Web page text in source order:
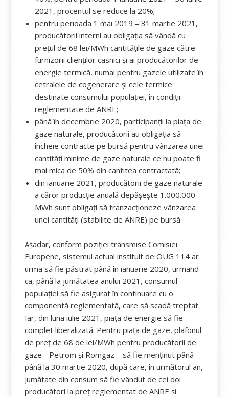
2021, procentul se reduce la 20%;
pentru perioada 1 mai 2019 – 31 martie 2021,
producătorii interni au obligația să vândă cu
prețul de 68 lei/MWh cantitățile de gaze către
furnizorii clienților casnici și ai producătorilor de
energie termică, numai pentru gazele utilizate în
cetralele de cogenerare și cele termice
destinate consumului populației, în condiții
reglementate de ANRE;
până în decembrie 2020, participanții la piața de
gaze naturale, producătorii au obligația să
încheie contracte pe bursă pentru vânzarea unei
cantități minime de gaze naturale ce nu poate fi
mai mica de 50% din cantitea contractată;
din ianuarie 2021, producătorii de gaze naturale
a căror producție anuală depășește 1.000.000
MWh sunt obligați să tranzacționeze vânzarea
unei cantități (stabilite de ANRE) pe bursă.
Așadar, conform poziției transmise Comisiei
Europene, sistemul actual instituit de OUG 114 ar
urma să fie păstrat până în ianuarie 2020, urmand
ca, până la jumătatea anului 2021, consumul
populației să fie asigurat în continuare cu o
componentă reglementată, care să scadă treptat.
Iar, din luna iulie 2021, piața de energie să fie
complet liberalizată. Pentru piața de gaze, plafonul
de preţ de 68 de lei/MWh pentru producătorii de
gaze- Petrom şi Romgaz – să fie menţinut până
până la 30 martie 2020, după care, în următorul an,
jumătate din consum să fie vândut de cei doi
producători la preț reglementat de ANRE și